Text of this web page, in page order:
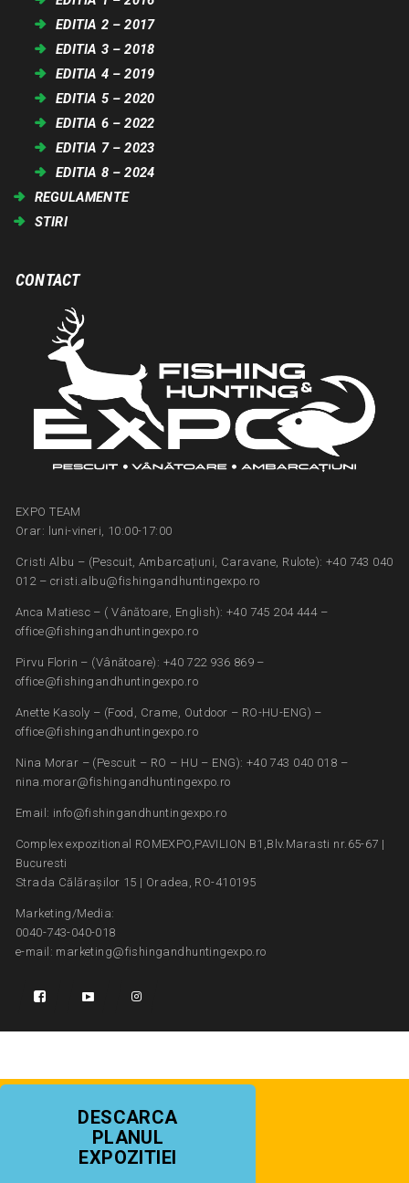
EDITIA 2 – 2017
EDITIA 3 – 2018
EDITIA 4 – 2019
EDITIA 5 – 2020
EDITIA 6 – 2022
EDITIA 7 – 2023
EDITIA 8 – 2024
REGULAMENTE
STIRI
CONTACT
EXPO TEAM
Orar: luni-vineri, 10:00-17:00
Cristi Albu – (Pescuit, Ambarcațiuni, Caravane, Rulote): +40 743 040
012 – cristi.albu@fishingandhuntingexpo.ro
Anca Matiesc – ( Vânătoare, English): +40 745 204 444 –
office@fishingandhuntingexpo.ro
Pirvu Florin – (Vânătoare): +40 722 936 869 –
office@fishingandhuntingexpo.ro
Anette Kasoly – (Food, Crame, Outdoor – RO-HU-ENG) –
office@fishingandhuntingexpo.ro
Nina Morar – (Pescuit – RO – HU – ENG): +40 743 040 018 –
nina.morar@fishingandhuntingexpo.ro
Email: info@fishingandhuntingexpo.ro
Complex expozitional ROMEXPO,PAVILION B1,Blv.Marasti nr.65-67 |
Bucuresti
Strada Călărașilor 15 | Oradea, RO-410195
Marketing/Media:
0040-743-040-018
e-mail: marketing@fishingandhuntingexpo.ro
DESCARCA
PLANUL
EXPOZITIEI